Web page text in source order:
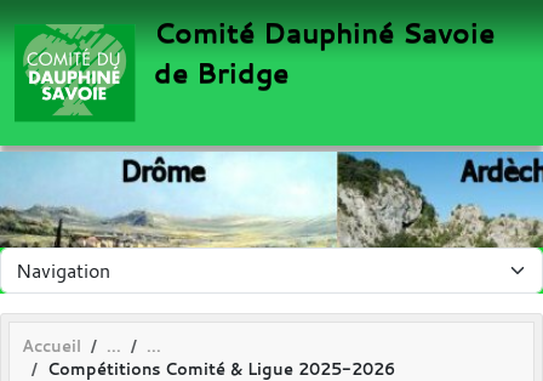
Comité Dauphiné Savoie
de Bridge
Accueil
Compétitions Comité & Ligue 2025-2026
Panneau de gestion des cookies